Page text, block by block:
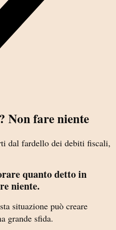
Non fare niente
dal fardello dei debiti fiscali,
quanto detto in
niente.
situazione può creare
grande sfida.